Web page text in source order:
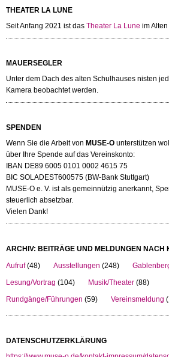
THEATER LA LUNE
Seit Anfang 2021 ist das Theater La Lune im
MAUERSEGLER
Unter dem Dach des alten Schulhauses nisten
Kamera beobachtet werden.
SPENDEN
Wenn Sie die Arbeit von MUSE-O unterstützen
über Ihre Spende auf das Vereinskonto:
IBAN DE89 6005 0101 0002 4615 75
BIC SOLADEST600575 (BW-Bank Stuttgart)
MUSE-O e. V. ist als gemeinnützig anerkannt,
steuerlich absetzbar.
Vielen Dank!
ARCHIV: BEITRÄGE UND MELDUNGEN NACH
Aufruf(48) Ausstellungen (248)
Lesung/Vortrag (104) Musik/Theater (88)
Rundgänge/Führungen (59) Vereinsmeldung
DATENSCHUTZERKLÄRUNG